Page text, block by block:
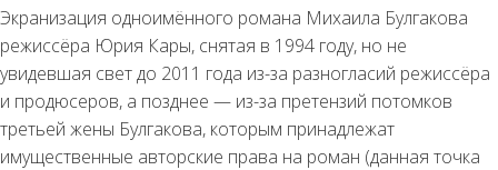
Экранизация одноимённого романа Михаила Булгакова
режиссёра Юрия Кары, снятая в 1994 году, но не
увидевшая свет до 2011 года из-за разногласий режиссёра
и продюсеров, а позднее — из-за претензий потомков
третьей жены Булгакова, которым принадлежат
имущественные авторские права на роман (данная точка